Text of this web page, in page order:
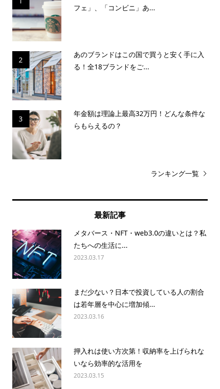
フェ」、「コンビニ」あ...
2
あのブランドはこの国で買うと安く手に入
る！全18ブランドをご...
3
年金額は理論上最高32万円！どんな条件な
らもらえるの？
ランキング一覧
最新記事
メタバース・NFT・web3.0の違いとは？私
たちへの生活に...
2023.03.17
まだ少ない？日本で投資している人の割合
は若年層を中心に増加傾...
2023.03.16
押入れは使い方次第！収納率を上げられな
いなら効率的な活用を
2023.03.15